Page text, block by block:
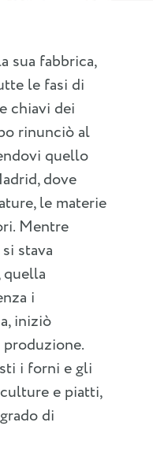
sua fabbrica,
le fasi di
chiavi dei
rinunciò al
quello
dove
le materie
Mentre
stava
i
iniziò
i forni e gli
e piatti,
di